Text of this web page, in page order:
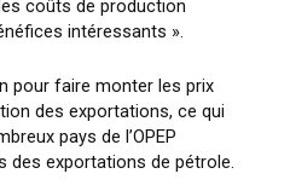
coûts de production
intéressants ».
pour faire monter les prix
des exportations, ce qui
pays de l’OPEP
des exportations de pétrole.